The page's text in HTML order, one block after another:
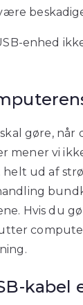
enhed
gøre,
mener vi
helt ud af
Hvis du
kabel